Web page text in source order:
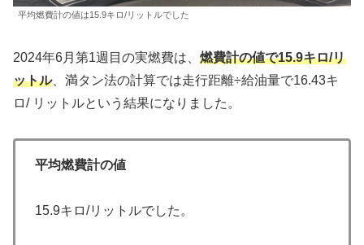
平均燃費計の値は15.9キロ/リットルでした
2024年6月第1週目の実燃費は、 燃費計の値で15.9キロ/リ
ットル、満タン法の計算では走行距離÷給油量で16.43キ
ロ/ リットルという結果になりました。
平均燃費計の値
15.9キロ/リットルでした。